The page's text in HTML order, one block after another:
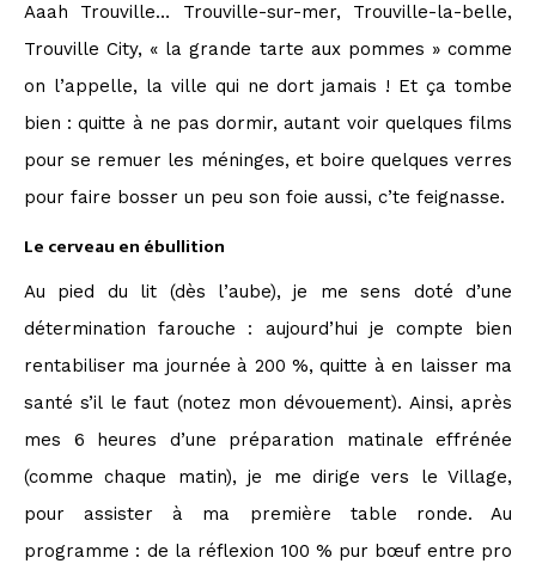
Aaah Trouville… Trouville-sur-mer, Trouville-la-belle,
Trouville City, « la grande tarte aux pommes » comme
on l’appelle, la ville qui ne dort jamais ! Et ça tombe
bien : quitte à ne pas dormir, autant voir quelques films
pour se remuer les méninges, et boire quelques verres
pour faire bosser un peu son foie aussi, c’te feignasse.
Le cerveau en ébullition
Au pied du lit (dès l’aube), je me sens doté d’une
détermination farouche : aujourd’hui je compte bien
rentabiliser ma journée à 200 %, quitte à en laisser ma
santé s’il le faut (notez mon dévouement). Ainsi, après
mes 6 heures d’une préparation matinale effrénée
(comme chaque matin), je me dirige vers le Village,
pour assister à ma première table ronde. Au
programme : de la réflexion 100 % pur bœuf entre pro